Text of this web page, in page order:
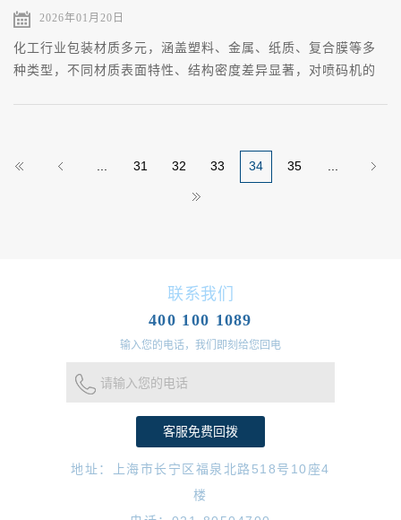
2026年01月20日
化工行业包装材质多元，涵盖塑料、金属、纸质、复合膜等多
种类型，不同材质表面特性、结构密度差异显著，对喷码机的
31 32 33 34 35
联系我们
400 100 1089
输入您的电话，我们即刻给您回电
请输入您的电话
地址：上海市长宁区福泉北路518号10座4
楼